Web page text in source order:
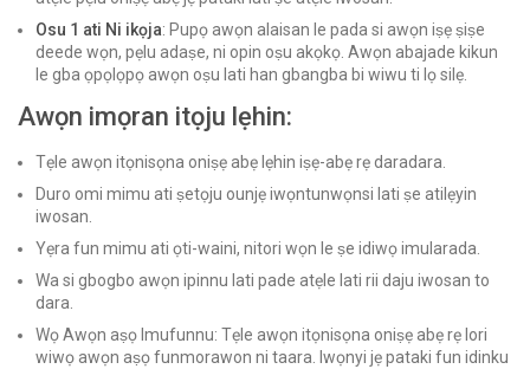
Osu 1 ati Ni ikọja: Pupọ awọn alaisan le pada si awọn iṣẹ ṣiṣe
deede wọn, pẹlu adaṣe, ni opin oṣu akọkọ. Awọn abajade kikun
le gba ọpọlọpọ awọn oṣu lati han gbangba bi wiwu ti lọ silẹ.
Awọn imọran itọju lẹhin:
Tẹle awọn itọnisọna oniṣẹ abẹ lẹhin iṣẹ-abẹ rẹ daradara.
Duro omi mimu ati ṣetọju ounjẹ iwọntunwọnsi lati ṣe atilẹyin
iwosan.
Yẹra fun mimu ati ọti-waini, nitori wọn le ṣe idiwọ imularada.
Wa si gbogbo awọn ipinnu lati pade atẹle lati rii daju iwosan to
dara.
Wọ Awọn aṣọ Imufunnu: Tẹle awọn itọnisọna oniṣẹ abẹ rẹ lori
wiwọ awọn aṣọ funmorawon ni taara. Iwọnyi jẹ pataki fun idinku